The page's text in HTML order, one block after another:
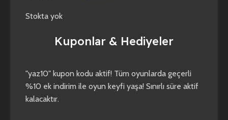
Stokta yok
Kuponlar & Hediyeler
"yaz10" kupon kodu aktif! Tüm oyunlarda geçerli
%10 ek indirim ile oyun keyfi yaşa! Sınırlı süre aktif
kalacaktır.